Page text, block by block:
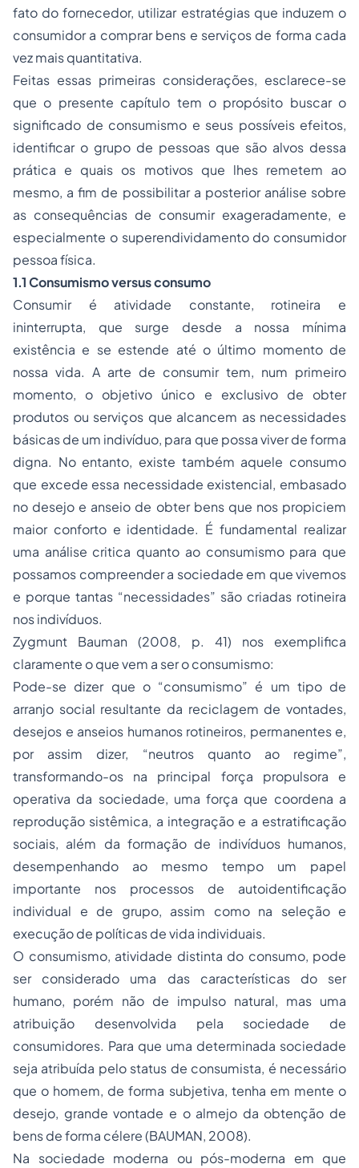
fato do fornecedor, utilizar estratégias que induzem o
consumidor a comprar bens e serviços de forma cada
vez mais quantitativa.
Feitas essas primeiras considerações, esclarece-se
que o presente capítulo tem o propósito buscar o
significado de consumismo e seus possíveis efeitos,
identificar o grupo de pessoas que são alvos dessa
prática e quais os motivos que lhes remetem ao
mesmo, a fim de possibilitar a posterior análise sobre
as consequências de consumir exageradamente, e
especialmente o superendividamento do consumidor
pessoa física.
1.1 Consumismo versus consumo
Consumir é atividade constante, rotineira e
ininterrupta, que surge desde a nossa mínima
existência e se estende até o último momento de
nossa vida. A arte de consumir tem, num primeiro
momento, o objetivo único e exclusivo de obter
produtos ou serviços que alcancem as necessidades
básicas de um indivíduo, para que possa viver de forma
digna. No entanto, existe também aquele consumo
que excede essa necessidade existencial, embasado
no desejo e anseio de obter bens que nos propiciem
maior conforto e identidade. É fundamental realizar
uma análise critica quanto ao consumismo para que
possamos compreender a sociedade em que vivemos
e porque tantas “necessidades” são criadas rotineira
nos indivíduos.
Zygmunt Bauman (2008, p. 41) nos exemplifica
claramente o que vem a ser o consumismo:
Pode-se dizer que o “consumismo” é um tipo de
arranjo social resultante da reciclagem de vontades,
desejos e anseios humanos rotineiros, permanentes e,
por assim dizer, “neutros quanto ao regime”,
transformando-os na principal força propulsora e
operativa da sociedade, uma força que coordena a
reprodução sistêmica, a integração e a estratificação
sociais, além da formação de indivíduos humanos,
desempenhando ao mesmo tempo um papel
importante nos processos de autoidentificação
individual e de grupo, assim como na seleção e
execução de políticas de vida individuais.
O consumismo, atividade distinta do consumo, pode
ser considerado uma das características do ser
humano, porém não de impulso natural, mas uma
atribuição desenvolvida pela sociedade de
consumidores. Para que uma determinada sociedade
seja atribuída pelo status de consumista, é necessário
que o homem, de forma subjetiva, tenha em mente o
desejo, grande vontade e o almejo da obtenção de
bens de forma célere (BAUMAN, 2008).
Na sociedade moderna ou pós-moderna em que